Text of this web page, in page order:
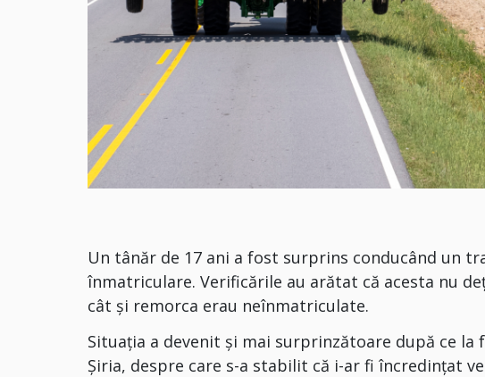
Un tânăr de 17 ani a fost surprins conducând un
înmatriculare. Verificările au arătat că acesta nu
cât și remorca erau neînmatriculate.
Situația a devenit și mai surprinzătoare după ce
Șiria, despre care s-a stabilit că i-ar fi încredințat